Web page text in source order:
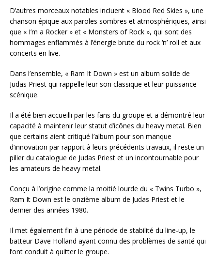
D’autres morceaux notables incluent « Blood Red Skies », une
chanson épique aux paroles sombres et atmosphériques, ainsi
que « I’m a Rocker » et « Monsters of Rock », qui sont des
hommages enflammés à l’énergie brute du rock ‘n’ roll et aux
concerts en live.
Dans l’ensemble, « Ram It Down » est un album solide de
Judas Priest qui rappelle leur son classique et leur puissance
scénique.
Il a été bien accueilli par les fans du groupe et a démontré leur
capacité à maintenir leur statut d’icônes du heavy metal. Bien
que certains aient critiqué l’album pour son manque
d’innovation par rapport à leurs précédents travaux, il reste un
pilier du catalogue de Judas Priest et un incontournable pour
les amateurs de heavy metal.
Conçu à l’origine comme la moitié lourde du « Twins Turbo »,
Ram It Down est le onzième album de Judas Priest et le
dernier des années 1980.
Il met également fin à une période de stabilité du line-up, le
batteur Dave Holland ayant connu des problèmes de santé qui
l’ont conduit à quitter le groupe.